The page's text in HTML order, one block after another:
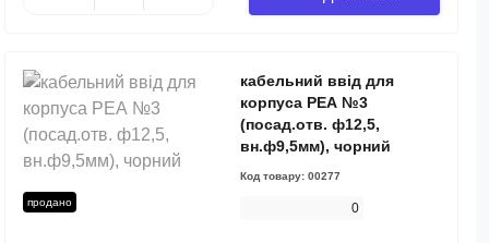
продано
кабельний ввід для
корпуса РЕА №3
(посад.отв. ф12,5,
вн.ф9,5мм), чорний
Код товару: 00277
0